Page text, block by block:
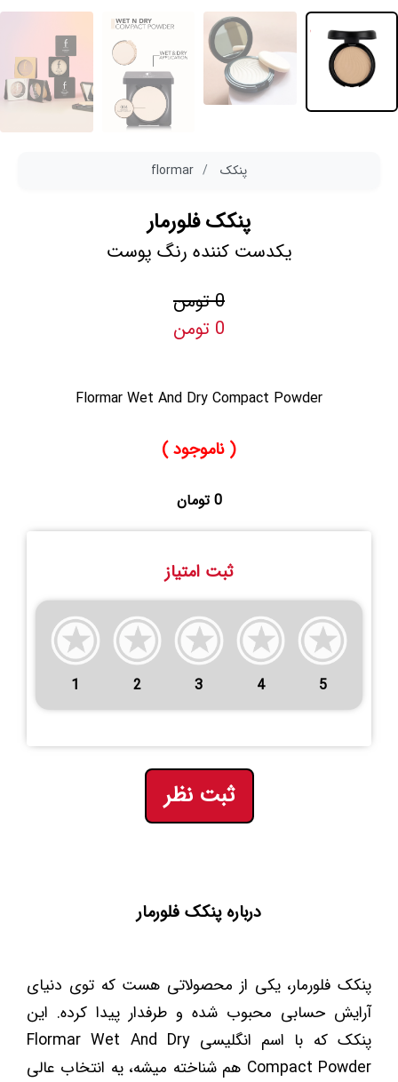
پنکک flormar
پنکک فلورمار
یکدست کننده رنگ پوست
0 تومن
0 تومن
Flormar Wet And Dry Compact Powder
( ناموجود )
0 تومان
ثبت امتیاز
1 2 3 4 5
ثبت نظر
درباره پنکک فلورمار
پنکک فلورمار، یکی از محصولاتی هست که توی دنیای
آرایش حسابی محبوب شده و طرفدار پیدا کرده. این
پنکک که با اسم انگلیسی Flormar Wet And Dry
Compact Powder هم شناخته میشه، یه انتخاب عالی